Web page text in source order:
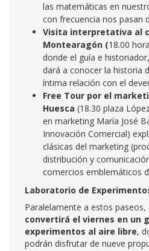
las matemáticas en
con frecuencia nos pasan
Visita interpretativa al
Montearagón (18.00
donde el guía e
dará a conocer la historia
íntima relación con el
Free Tour por el
Huesca (18.30 plaza
en marketing María José
Innovación Comercial)
clásicas del marketing
distribución y
comercios emblemáticos
Laboratorio de
Paralelamente a estos paseos,
convertirá el viernes en un
experimentos al aire libre,
podrán disfrutar de nueve